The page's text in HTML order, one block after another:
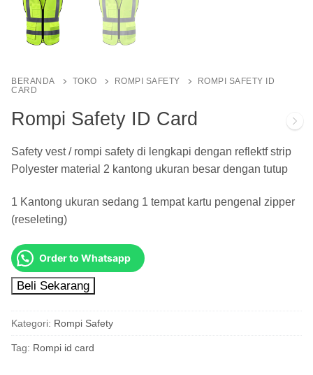
BERANDA TOKO ROMPI SAFETY
ROMPI SAFETY ID
CARD
Rompi Safety ID Card
Safety vest / rompi safety di lengkapi dengan reflektf strip
Polyester material 2 kantong ukuran besar dengan tutup
1 Kantong ukuran sedang 1 tempat kartu pengenal zipper
(reseleting)
Order to Whatsapp
Beli Sekarang
Kategori: Rompi Safety
Tag: Rompi id card